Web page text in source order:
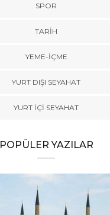
SPOR
TARİH
YEME-İÇME
YURT DIŞI SEYAHAT
YURT İÇİ SEYAHAT
POPÜLER YAZILAR